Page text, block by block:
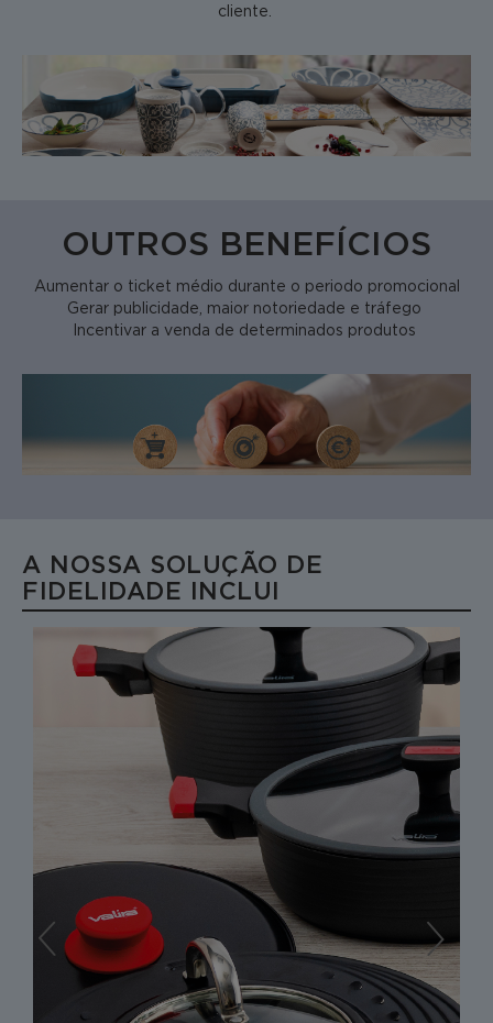
cliente.
OUTROS BENEFÍCIOS
Aumentar o ticket médio durante o periodo promocional
Gerar publicidade, maior notoriedade e tráfego
Incentivar a venda de determinados produtos
A NOSSA SOLUÇÃO DE
FIDELIDADE INCLUI